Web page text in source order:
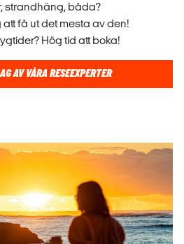
strandhäng, båda?
få ut det mesta av den!
Hög tid att boka!
AV VÅRA RESEEXPERTER